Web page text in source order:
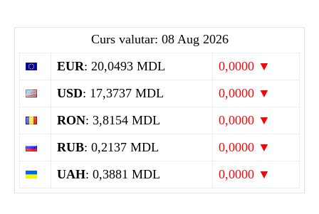
Curs valutar: 08 Aug 2026
EUR: 20,0493 MDL
0,0000 ▼
USD: 17,3737 MDL
0,0000 ▼
RON: 3,8154 MDL
0,0000 ▼
RUB: 0,2137 MDL
0,0000 ▼
UAH: 0,3881 MDL 0,0000 ▼